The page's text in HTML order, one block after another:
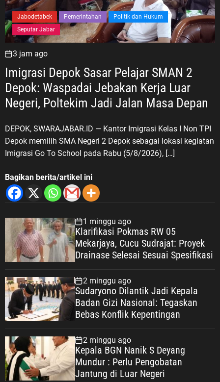
Jabodetabek Pemerintahan
Politik dan Hukum
Seputar Jabar
3 jam ago
Imigrasi Depok Sasar Pelajar SMAN 2
Depok: Waspadai Jebakan Kerja Luar
DEPOK, SWARAJABAR.ID — Kantor Imigrasi Kelas I Non TPI
Depok memilih SMA Negeri 2 Depok sebagai lokasi kegiatan
Imigrasi Go To School pada Rabu (5/8/2026), […]
Bagikan berita/artikel ini
1 minggu ago
Klarifikasi Pokmas RW 05
Mekarjaya, Cucu Sudrajat: Proyek
Drainase Selesai Sesuai Spesifikasi
2 minggu ago
Sudaryono Dilantik Jadi Kepala
Badan Gizi Nasional: Tegaskan
Bebas Konflik Kepentingan
2 minggu ago
Kepala BGN Nanik S Deyang
Mundur : Perlu Pengobatan
Jantung di Luar Negeri